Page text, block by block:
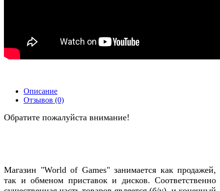
Описание
Отзывов (0)
Обратите пожалуйста внимание!
Магазин "World of Games" занимается как продажей,
так и обменом приставок и дисков. Соответственно